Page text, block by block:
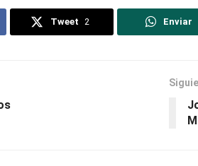
Tweet 2 Enviar